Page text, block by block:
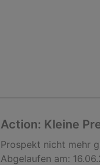
Action: Kleine
Prospekt nicht mehr
Abgelaufen am: